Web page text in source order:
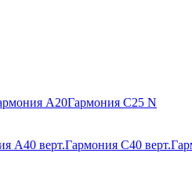
А20Гармония С25 N
А40 верт.Гармония С40 верт.